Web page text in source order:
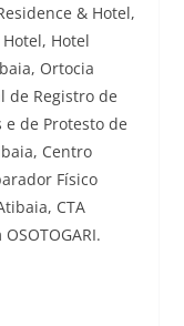
& Hotel,
Hotel, Hotel
Ortocia
de Registro de
de Protesto de
Centro
Físico
CTA